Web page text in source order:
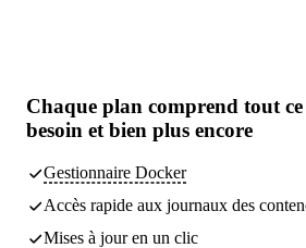
Chaque plan comprend tout
besoin et bien plus encore
Gestionnaire Docker
Accès rapide aux journaux des
Mises à jour en un clic